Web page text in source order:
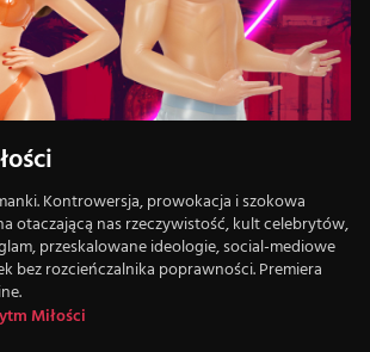
Kontrowersja, prowokacja i szokowa
otaczającą nas rzeczywistość, kult celebrytów,
przeskalowane ideologie, social-mediowe
bez rozcieńczalnika poprawności. Premiera
Miłości